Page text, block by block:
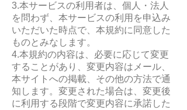
3.本サービスの利用者は、個人・法人
を問わず、本サービスの利用を申込み
いただいた時点で、本規約に同意した
ものとみなします。
4.本規約の内容は、必要に応じて変更
することがあり、変更内容はメール、
本サイトへの掲載、その他の方法で通
知します。変更された場合は、変更後
に利用する段階で変更内容に承諾した